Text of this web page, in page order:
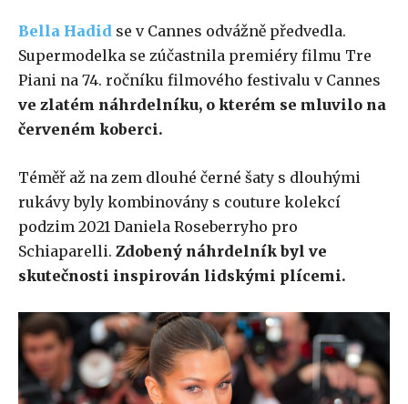
Bella Hadid se v Cannes odvážně předvedla.
Supermodelka se zúčastnila premiéry filmu Tre
Piani na 74. ročníku filmového festivalu v Cannes
ve zlatém náhrdelníku, o kterém se mluvilo na
červeném koberci.
Téměř až na zem dlouhé černé šaty s dlouhými
rukávy byly kombinovány s couture kolekcí
podzim 2021 Daniela Roseberryho pro
Schiaparelli. Zdobený náhrdelník byl ve
skutečnosti inspirován lidskými plícemi.